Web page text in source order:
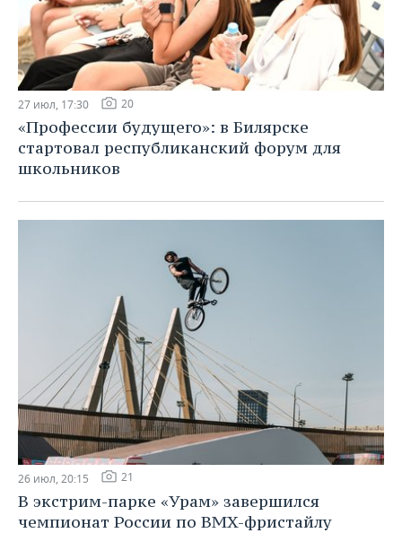
27 июл, 17:30 20
«Профессии будущего»: в Билярске
стартовал республиканский форум для
школьников
26 июл, 20:15 21
В экстрим-парке «Урам» завершился
чемпионат России по BMX-фристайлу